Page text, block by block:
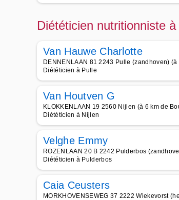
Diététicien nutritionniste
Van Hauwe Charlotte
DENNENLAAN 81 2243 Pulle (zandhoven)
Diététicien à Pulle
Van Houtven G
KLOKKENLAAN 19 2560 Nijlen (à 6 km de
Diététicien à Nijlen
Velghe Emmy
ROZENLAAN 20 B 2242 Pulderbos
Diététicien à Pulderbos
Caia Ceusters
MORKHOVENSEWEG 37 2222 Wiekevorst